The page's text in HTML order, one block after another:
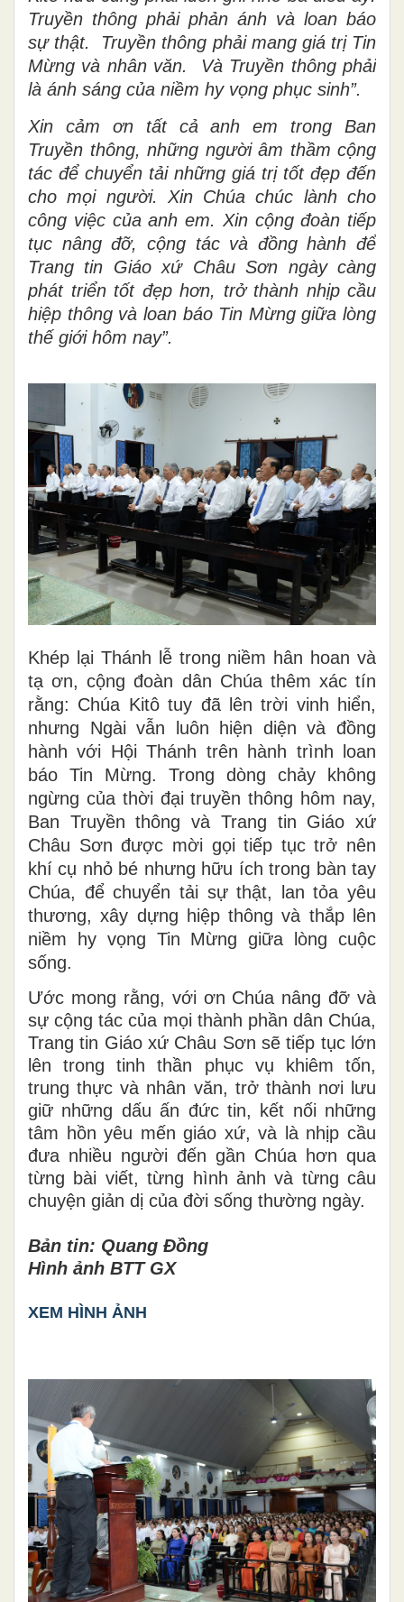
Truyền thông phải phản ánh và loan báo
sự thật. Truyền thông phải mang giá trị Tin
Mừng và nhân văn. Và Truyền thông phải
là ánh sáng của niềm hy vọng phục sinh”.
Xin cảm ơn tất cả anh em trong Ban
Truyền thông, những người âm thầm cộng
tác để chuyển tải những giá trị tốt đẹp đến
cho mọi người. Xin Chúa chúc lành cho
công việc của anh em. Xin cộng đoàn tiếp
tục nâng đỡ, cộng tác và đồng hành để
Trang tin Giáo xứ Châu Sơn ngày càng
phát triển tốt đẹp hơn, trở thành nhịp cầu
hiệp thông và loan báo Tin Mừng giữa lòng
thế giới hôm nay”.
Khép lại Thánh lễ trong niềm hân hoan và
tạ ơn, cộng đoàn dân Chúa thêm xác tín
rằng: Chúa Kitô tuy đã lên trời vinh hiển,
nhưng Ngài vẫn luôn hiện diện và đồng
hành với Hội Thánh trên hành trình loan
báo Tin Mừng. Trong dòng chảy không
ngừng của thời đại truyền thông hôm nay,
Ban Truyền thông và Trang tin Giáo xứ
Châu Sơn được mời gọi tiếp tục trở nên
khí cụ nhỏ bé nhưng hữu ích trong bàn tay
Chúa, để chuyển tải sự thật, lan tỏa yêu
thương, xây dựng hiệp thông và thắp lên
niềm hy vọng Tin Mừng giữa lòng cuộc
sống.
Ước mong rằng, với ơn Chúa nâng đỡ và
sự cộng tác của mọi thành phần dân Chúa,
Trang tin Giáo xứ Châu Sơn sẽ tiếp tục lớn
lên trong tinh thần phục vụ khiêm tốn,
trung thực và nhân văn, trở thành nơi lưu
giữ những dấu ấn đức tin, kết nối những
tâm hồn yêu mến giáo xứ, và là nhịp cầu
đưa nhiều người đến gần Chúa hơn qua
từng bài viết, từng hình ảnh và từng câu
chuyện giản dị của đời sống thường ngày.
Bản tin: Quang Đồng
Hình ảnh BTT GX
XEM HÌNH ẢNH